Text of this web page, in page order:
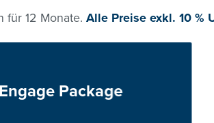
für 12 Monate. Alle Preise exkl. 10 %
Engage Package